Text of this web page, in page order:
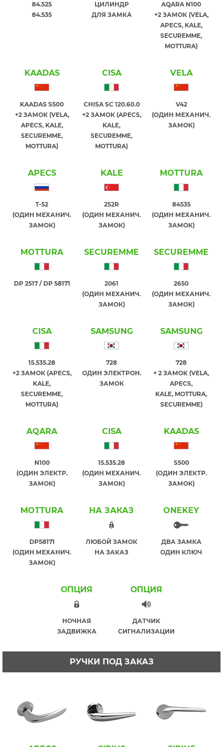
84.525
84.535
ЦИЛИНДР
ДЛЯ ЗАМКА
AQARA N100
+2 ЗАМОК (VELA,
APECS, KALE,
SECUREMME,
MOTTURA)
KAADAS
KAADAS S500
+2 ЗАМОК (VELA,
APECS, KALE,
SECUREMME,
MOTTURA)
CISA
CHISA SC 120.60.0
+2 ЗАМОК (APECS,
KALE,
SECUREMME,
MOTTURA)
VELA
V42
(ОДИН МЕХАНИЧ.
ЗАМОК)
APECS
T-52
(ОДИН МЕХАНИЧ.
ЗАМОК)
KALE
252R
(ОДИН МЕХАНИЧ.
ЗАМОК)
MOTTURA
84535
(ОДИН МЕХАНИЧ.
ЗАМОК)
MOTTURA
DP 2517 / DP 58171
SECUREMME
2061
(ОДИН МЕХАНИЧ.
ЗАМОК)
SECUREMME
2650
(ОДИН МЕХАНИЧ.
ЗАМОК)
CISA
15.535.28
+2 ЗАМОК (APECS,
KALE,
SECUREMME,
MOTTURA)
SAMSUNG
728
ОДИН ЭЛЕКТРОН.
ЗАМОК
SAMSUNG
728
+ 2 ЗАМОК (VELA,
APECS,
KALE, MOTTURA,
SECUREMME)
AQARA
N100
(ОДИН ЭЛЕКТР.
ЗАМОК)
CISA
15.535.28
(ОДИН МЕХАНИЧ.
ЗАМОК)
KAADAS
S500
(ОДИН ЭЛЕКТР.
ЗАМОК)
MOTTURA
DP58171
(ОДИН МЕХАНИЧ.
ЗАМОК)
НА ЗАКАЗ
ЛЮБОЙ ЗАМОК
НА ЗАКАЗ
ONEKEY
ДВА ЗАМКА
ОДИН КЛЮЧ
ОПЦИЯ
НОЧНАЯ
ЗАДВИЖКА
ОПЦИЯ
ДАТЧИК
СИГНАЛИЗАЦИИ
РУЧКИ ПОД ЗАКАЗ